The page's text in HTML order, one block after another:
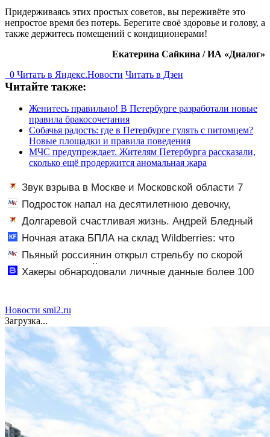
Придерживаясь этих простых советов, вы переживёте это
непростое время без потерь. Берегите своё здоровье и голову, а
также держитесь помещений с кондиционерами!
Екатерина Сайкина / ИА «Диалог»
0 Читать в Яндекс.Новости Читать в Дзен
Читайте также:
Женитесь правильно! В Петербурге разработали новые
правила бракосочетания
Собачья радость: где в Петербурге гулять с питомцем?
Новые площадки и правила поведения
МЧС предупреждает. Жителям Петербурга рассказали,
сколько ещё продержится аномальная жара
Звук взрыва в Москве и Московской области 7
августа 2026 года: Причины, источник, откуда был
громкий хлопок
Подросток напал на десятилетнюю девочку,
ворвавшись в квартиру
Долгаревой счастливая жизнь. Андрей Бледный
пронзительно зачитал стихи вместо рэпа: «У меня на
душе сто и один шов — это туше»
Ночная атака БПЛА на склад Wildberries: что
известно об очередном ударе по логистическим
центрам 07/08/2026 – Новости
Пьяный россиянин открыл стрельбу по скорой
помощи и полицейским
Хакеры обнародовали личные данные более 100
Новости smi2.ru
Загрузка...